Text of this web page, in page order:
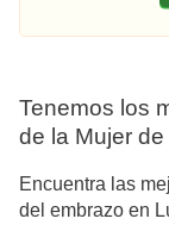
Tenemos los
de la Mujer
Encuentra las
del embrazo en